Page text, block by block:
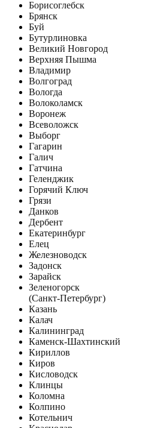
Борисоглебск
Брянск
Буй
Бутурлиновка
Великий Новгород
Верхняя Пышма
Владимир
Волгоград
Вологда
Волоколамск
Воронеж
Всеволожск
Выборг
Гагарин
Галич
Гатчина
Геленджик
Горячий Ключ
Грязи
Данков
Дербент
Екатеринбург
Елец
Железноводск
Задонск
Зарайск
Зеленогорск
(Санкт-Петербург)
Казань
Калач
Калининград
Каменск-Шахтинский
Кириллов
Киров
Кисловодск
Клинцы
Коломна
Колпино
Котельнич